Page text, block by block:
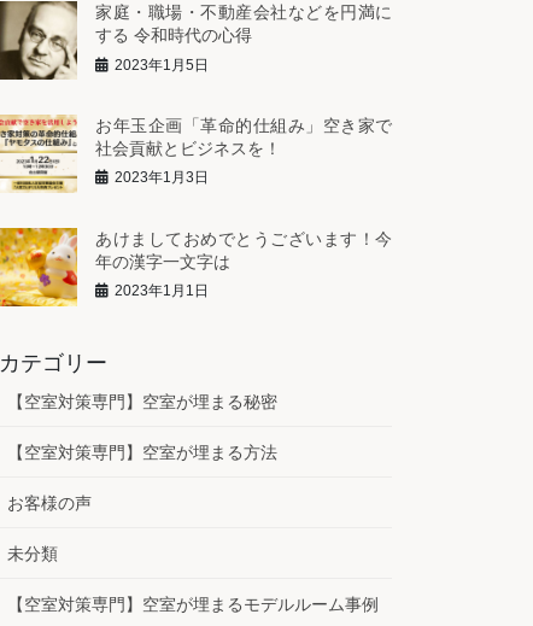
家庭・職場・不動産会社などを円満に
する 令和時代の心得
2023年1月5日
お年玉企画「革命的仕組み」空き家で
社会貢献とビジネスを！
2023年1月3日
あけましておめでとうございます！今
年の漢字一文字は
2023年1月1日
カテゴリー
【空室対策専門】空室が埋まる秘密
【空室対策専門】空室が埋まる方法
お客様の声
未分類
【空室対策専門】空室が埋まるモデルルーム事例